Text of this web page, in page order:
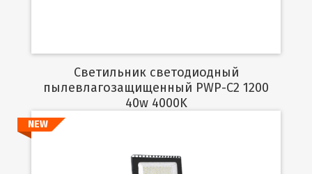
Светильник светодиодный
пылевлагозащищенный PWP-C2 1200
40w 4000K
NEW